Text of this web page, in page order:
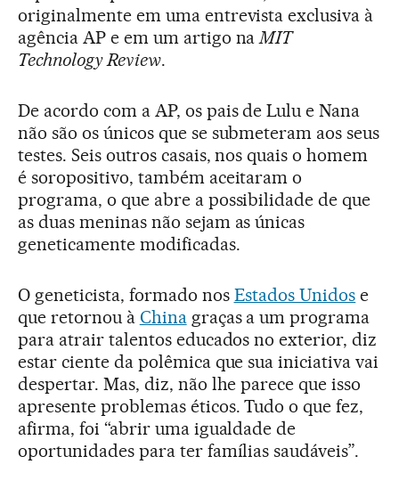
originalmente em uma entrevista exclusiva à
agência AP e em um artigo naMIT
Technology Review.
De acordo com a AP, os pais de Lulu e Nana
não são os únicos que se submeteram aos seus
testes. Seis outros casais, nos quais o homem
é soropositivo, também aceitaram o
programa, o que abre a possibilidade de que
as duas meninas não sejam as únicas
geneticamente modificadas.
O geneticista, formado nos Estados Unidos e
que retornou à Chinagraças a um programa
para atrair talentos educados no exterior, diz
estar ciente da polêmica que sua iniciativa vai
despertar. Mas, diz, não lhe parece que isso
apresente problemas éticos. Tudo o que fez,
afirma, foi “abrir uma igualdade de
oportunidades para ter famílias saudáveis”.